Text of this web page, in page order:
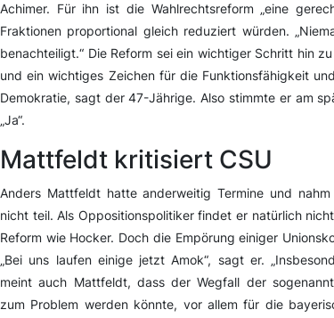
Achimer. Für ihn ist die Wahlrechtsreform „eine
Fraktionen proportional gleich reduziert würden.
benachteiligt.“ Die Reform sei ein wichtiger Schritt hin
und ein wichtiges Zeichen für die Funktionsfähigkeit
Demokratie, sagt der 47-Jährige. Also stimmte er am
„Ja“.
Mattfeldt kritisiert CSU
Anders Mattfeldt hatte anderweitig Termine und
nicht teil. Als Oppositionspolitiker findet er natürlich
Reform wie Hocker. Doch die Empörung einiger
„Bei uns laufen einige jetzt Amok“, sagt er.
meint auch Mattfeldt, dass der Wegfall der
zum Problem werden könnte, vor allem für die